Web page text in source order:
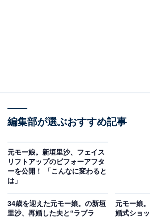
編集部が選ぶおすすめ記事
元モー娘。新垣里沙、フェイス
リフトアップのビフォーアフタ
ーを公開！ 「こんなに変わると
は」
34歳を迎えた元モー娘。の新垣
里沙、再婚した夫と“ラブラ
元モー娘
婚式ショ